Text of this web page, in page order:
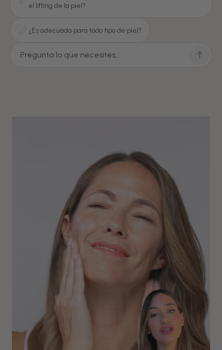
el lifting de la piel?
¿Es adecuada para todo tipo de piel?